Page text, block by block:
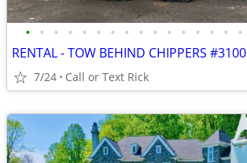
• • • • • • • • • • • • • • • •
RENTAL - TOW BEHIND CHIPPERS #3100
7/24 Call or Text Rick